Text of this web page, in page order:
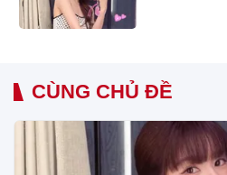
CÙNG CHỦ ĐỀ